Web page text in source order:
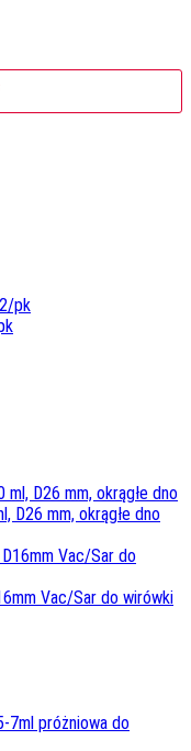
D26 mm, okrągłe dno
Vac/Sar do wirówki